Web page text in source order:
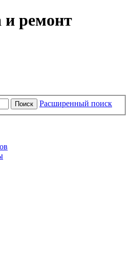
и ремонт
Поиск Расширенный поиск